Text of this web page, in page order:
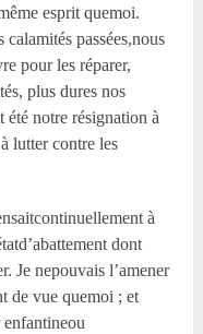
esprit quemoi.
passées,nous
pour les réparer,
plus dures nos
été notre résignation à
lutter contre les
à
dont
Je nepouvais l’amener
de vue quemoi ; et
enfantineou